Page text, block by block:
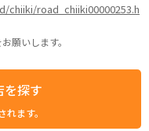
road_chiiki00000253.h
願いします。
を探す
ます。